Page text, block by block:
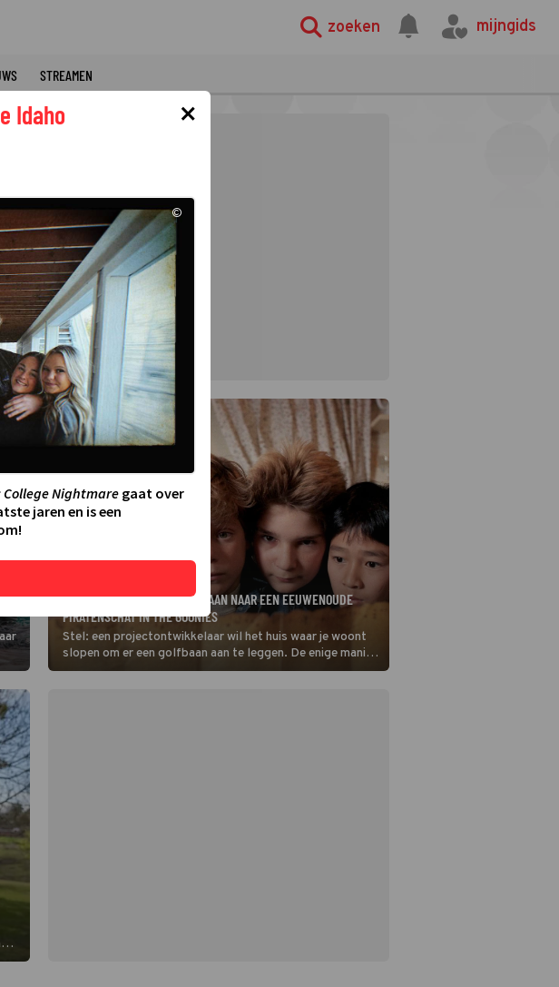
zoeken mijngids
STREAMEN
HET IS TIJD OM OP ZOEK TE GAAN NAAR EEN EEUWENOUDE
PIRATENSCHAT IN THE GOONIES
Stel: een projectontwikkelaar wil het huis waar je woont
slopen om er een golfbaan aan te leggen. De enige manier
om dat te stoppen is met een bak geld op de proppen te
×
Idaho
©
College Nightmaregaat over
jaren en is een